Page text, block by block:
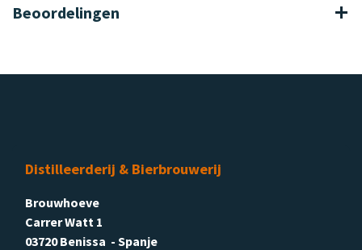
Beoordelingen
Distilleerderij & Bierbrouwerij
Brouwhoeve
Carrer Watt 1
03720 Benissa - Spanje